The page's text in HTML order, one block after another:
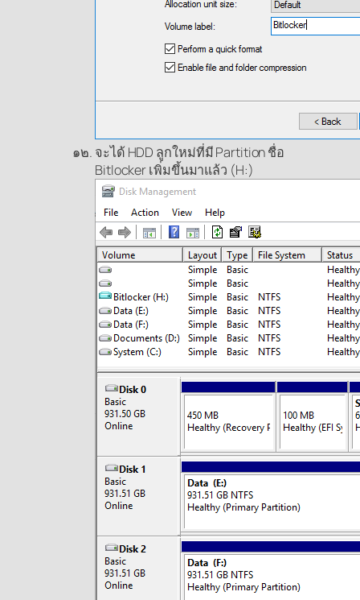
จะได้ HDD ลูกใหม่ที่มี Partition ชื่อ
Bitlocker เพิ่มขึ้นมาแล้ว (H:)